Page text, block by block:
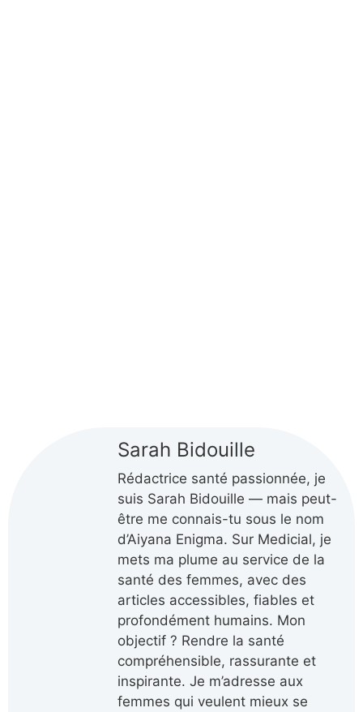
Sarah Bidouille
Rédactrice santé passionnée, je
suis Sarah Bidouille — mais peut-
être me connais-tu sous le nom
d’Aiyana Enigma. Sur Medicial, je
mets ma plume au service de la
santé des femmes, avec des
articles accessibles, fiables et
profondément humains. Mon
objectif ? Rendre la santé
compréhensible, rassurante et
inspirante. Je m’adresse aux
femmes qui veulent mieux se